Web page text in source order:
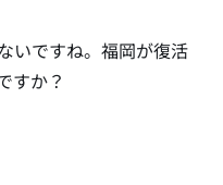
いですね。福岡が復活
すか？